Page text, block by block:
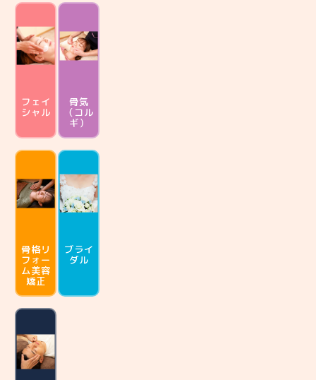
フェイ
シャル
骨気
（コル
ギ）
骨格リ
フォー
ム美容
矯正
ブライ
ダル